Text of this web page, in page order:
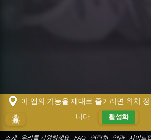
!!!
소개 우리를 지원하세요 FAQ 연락처 약관 사이트
이 앱의 기능을 제대로 즐기려면 위치
니다.
활성화